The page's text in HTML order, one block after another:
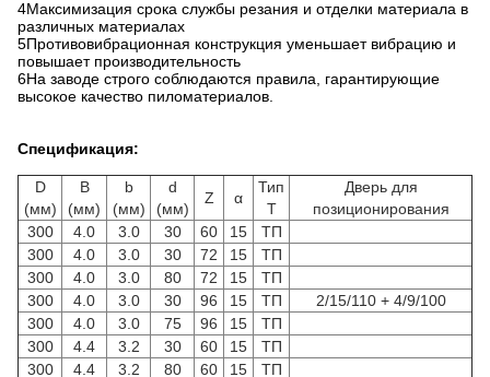
4Максимизация срока службы резания и отделки материала в
различных материалах
5Противовибрационная конструкция уменьшает вибрацию и
повышает производительность
6На заводе строго соблюдаются правила, гарантирующие
высокое качество пиломатериалов.
Спецификация:
D
(мм)
B
(мм)
b
(мм)
d
(мм)
Z α
Тип
T
Дверь для
позиционирования
300
4.0 3.0 30 60 15
ТП
300
4.0 3.0 30 72 15
ТП
300
4.0 3.0 80 72 15
ТП
300
4.0 3.0 30 96 15 ТП
2/15/110 + 4/9/100
300
4.0 3.0 75 96 15
ТП
300
4.4 3.2 30 60 15
ТП
300
4.4 3.2 80 60 15
ТП